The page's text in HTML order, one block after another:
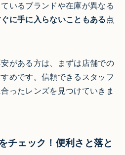
いるブランドや在庫が異なる
に手に入らないこともある 点
がある方は、まずは店舗での
めです。信頼できるスタッフ
ったレンズを見つけていきま
チェック！便利さと落と